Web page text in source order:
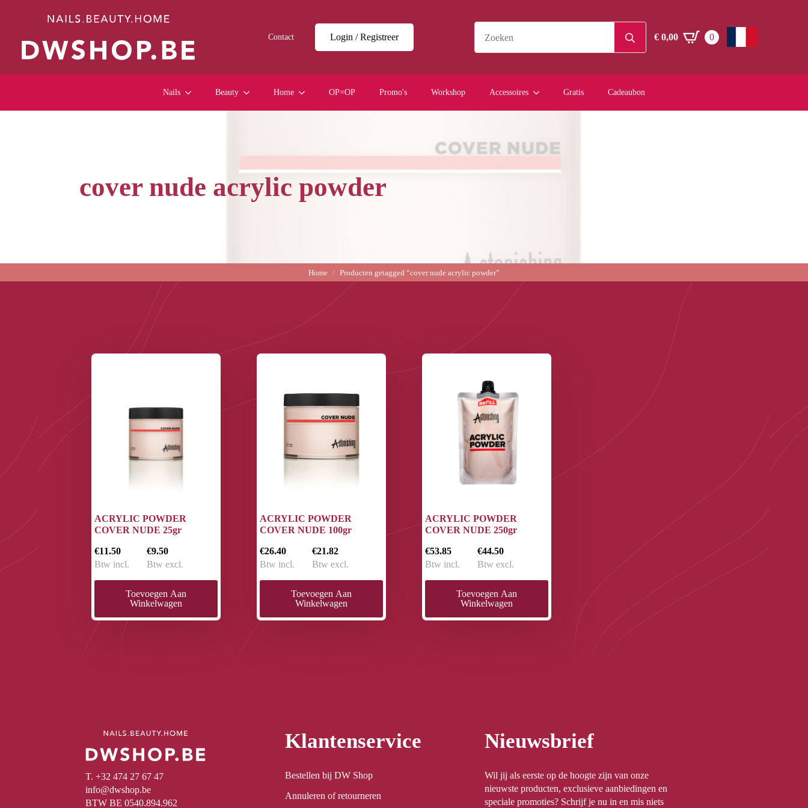
Contact Login / Registreer
for:€0,00 0
Nails Beauty Home OP=OP Promo's Workshop Accessoires Gratis Cadeaubon
cover nude acrylic powder
Home Producten getagged “cover nude acrylic powder”
ACRYLIC POWDER
COVER NUDE 25gr
€11.50
Btw incl.
€9.50
Btw excl.
Toevoegen Aan
Winkelwagen
ACRYLIC POWDER
COVER NUDE 100gr
€26.40
Btw incl.
€21.82
Btw excl.
Toevoegen Aan
Winkelwagen
ACRYLIC POWDER
COVER NUDE 250gr
€53.85
Btw incl.
€44.50
Btw excl.
Toevoegen Aan
Winkelwagen
T. +32 474 27 67 47
info@dwshop.be
BTW BE 0540.894.962
Klantenservice
Bestellen bij DW Shop
Annuleren of retourneren
Nieuwsbrief
Wil jij als eerste op de hoogte zijn van onze
nieuwste producten, exclusieve aanbiedingen en
speciale promoties? Schrijf je nu in en mis niets